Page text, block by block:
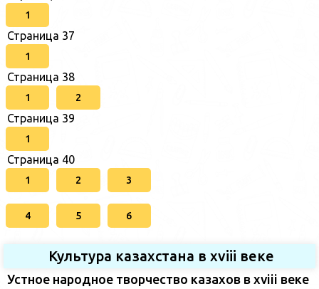
1
Страница 37
1
Страница 38
1 2
Страница 39
1
Страница 40
1 2 3
4 5 6
Культура казахстана в xviii веке
Устное народное творчество казахов в xviii веке